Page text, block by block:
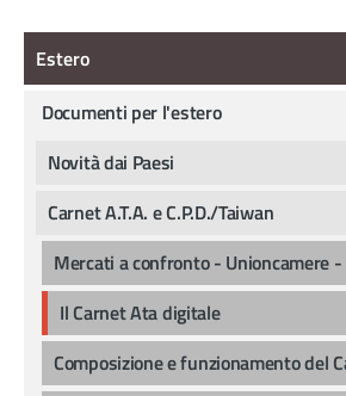
Estero
Estero
Documenti per l'estero
Novità dai Paesi
Carnet A.T.A. e C.P.D./Taiwan
Mercati a confronto - Unioncamere -
Il Carnet Ata digitale
Composizione e funzionamento del